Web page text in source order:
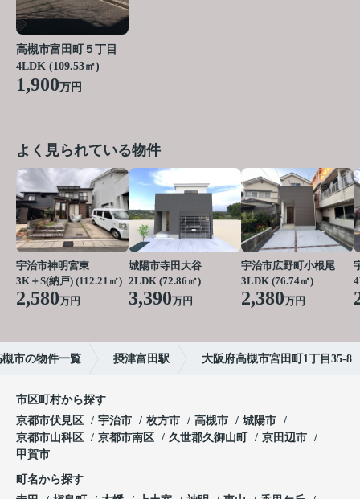
高槻市富田町５丁目
4LDK (109.53㎡)
1,900万円
よく見られている物件
宇治市神明宮東
3K＋S(納戸) (112.21㎡)
2,580万円
城陽市寺田大谷
2LDK (72.86㎡)
3,390万円
宇治市広野町小根尾
3LDK (76.74㎡)
2,380万円
槻市の物件一覧 摂津富田駅 大阪府高槻市宮田町1丁目35-8
市区町村から探す
京都市伏見区
宇治市 枚方市 高槻市
城陽市
京都市山科区
京都市南区 久世郡久御山町
京田辺市
甲賀市
町名から探す